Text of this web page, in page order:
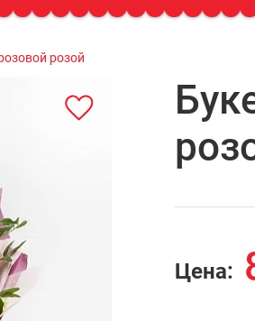
розой
Цена: